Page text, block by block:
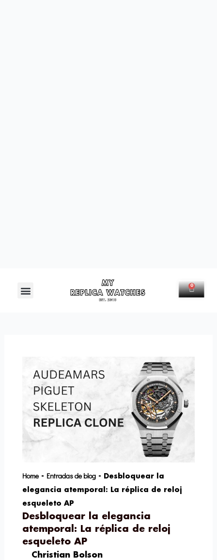
Menú 0
Home - Entradas de blog - Desbloquear la
elegancia atemporal: La réplica de reloj
esqueleto AP
Desbloquear la elegancia
atemporal: La réplica de reloj
esqueleto AP
Christian Bolson